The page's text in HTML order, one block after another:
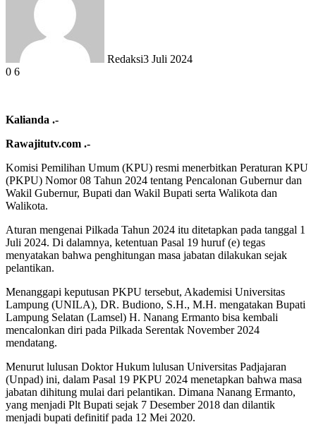
Redaksi3 Juli 2024
0 6
Kalianda .-
Rawajitutv.com .-
Komisi Pemilihan Umum (KPU) resmi menerbitkan Peraturan KPU
(PKPU) Nomor 08 Tahun 2024 tentang Pencalonan Gubernur dan
Wakil Gubernur, Bupati dan Wakil Bupati serta Walikota dan
Walikota.
Aturan mengenai Pilkada Tahun 2024 itu ditetapkan pada tanggal 1
Juli 2024. Di dalamnya, ketentuan Pasal 19 huruf (e) tegas
menyatakan bahwa penghitungan masa jabatan dilakukan sejak
pelantikan.
Menanggapi keputusan PKPU tersebut, Akademisi Universitas
Lampung (UNILA), DR. Budiono, S.H., M.H. mengatakan Bupati
Lampung Selatan (Lamsel) H. Nanang Ermanto bisa kembali
mencalonkan diri pada Pilkada Serentak November 2024
mendatang.
Menurut lulusan Doktor Hukum lulusan Universitas Padjajaran
(Unpad) ini, dalam Pasal 19 PKPU 2024 menetapkan bahwa masa
jabatan dihitung mulai dari pelantikan. Dimana Nanang Ermanto,
yang menjadi Plt Bupati sejak 7 Desember 2018 dan dilantik
menjadi bupati definitif pada 12 Mei 2020.